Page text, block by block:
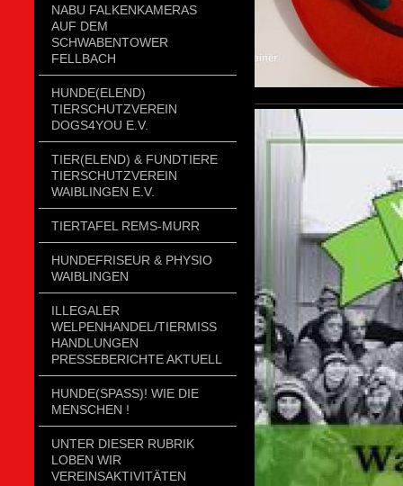
NABU FALKENKAMERAS
AUF DEM
SCHWABENTOWER
FELLBACH
HUNDE(ELEND)
TIERSCHUTZVEREIN
DOGS4YOU E.V.
TIER(ELEND) & FUNDTIERE
TIERSCHUTZVEREIN
WAIBLINGEN E.V.
TIERTAFEL REMS-MURR
HUNDEFRISEUR & PHYSIO
WAIBLINGEN
ILLEGALER
WELPENHANDEL/TIERMISSH
ANDLUNGEN P
RESSEBERICHTE AKTUELL
HUNDE(SPASS)! WIE DIE
MENSCHEN !
UNTER DIESER RUBRIK
LOBEN WIR
VEREINSAKTIVITÄTEN